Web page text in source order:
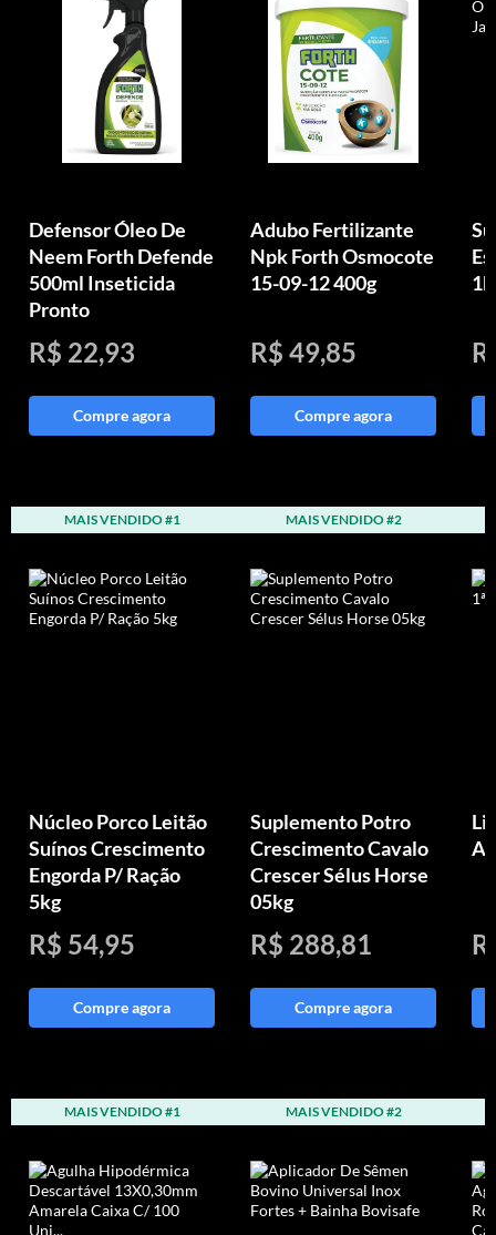
Defensor Óleo De
Neem Forth Defende
500ml Inseticida
Pronto
R$ 22,93
Compre agora
Adubo Fertilizante
Npk Forth Osmocote
15-09-12 400g
R$ 49,85
Compre agora
MAIS VENDIDO #1
Núcleo Porco Leitão
Suínos Crescimento
Engorda P/ Ração
5kg
R$ 54,95
Compre agora
MAIS VENDIDO #2
Suplemento Potro
Crescimento Cavalo
Crescer Sélus Horse
05kg
R$ 288,81
Compre agora
MAIS VENDIDO #1 MAIS VENDIDO #2